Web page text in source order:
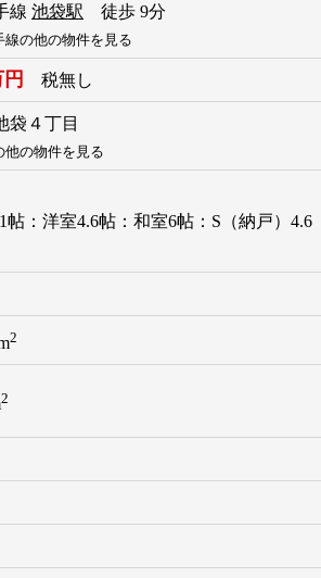
線 池袋駅 徒歩 9分
線の他の物件を見る
税無し
袋 ４丁目
他の物件を見る
帖：洋室4.6帖：和室6帖：S（納戸）4.6
2
2